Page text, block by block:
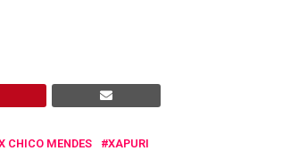
CHICO MENDES XAPURI